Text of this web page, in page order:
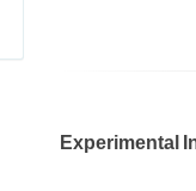
Experimental